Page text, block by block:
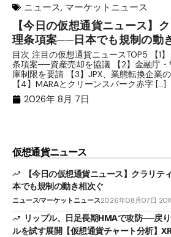
ニュース, マーケットニュース
【今日の仮想通貨ニュース】
理条項案──日本でも規制の動
目次 注目の仮想通貨ニュースTOP5 【1
条項案──資産売却を協議 【2】金融庁
庫制限を要請 【3】JPX、業態転換企業
【4】MARAとクリーンスパーク赤字 […]
2026年 8月 7日
仮想通貨ニュース
【今日の仮想通貨ニュース】クラリ
本でも規制の動き相次ぐ
ニュースマーケットニュース2026年08月07日 20
リップル、日足長期HMAで攻防──戻
ルを試す展開【仮想通貨チャート分析】